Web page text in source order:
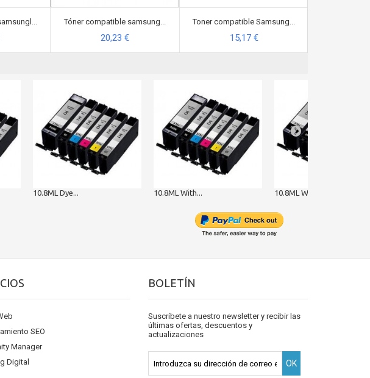
Tóner compatible samsung...
20,23 €
Toner compatible Samsung...
15,17 €
10.8ML Dye... 10.8ML With... 10.8ML With...
SEO
Manager
Digital
BOLETÍN
Suscríbete a nuestro newsletter y recibir las
últimas ofertas, descuentos y
actualizaciones
OK